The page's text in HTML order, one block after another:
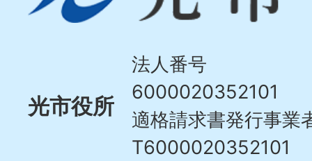
Hikari
光市役所
法人番号
6000020352101
適格請求書発行事業
T6000020352101